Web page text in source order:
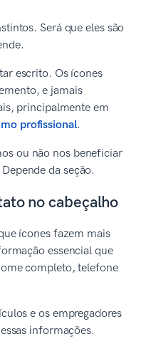
Será que eles são
escrito. Os ícones
e jamais
principalmente em
profissional.
ou não nos beneficiar
Depende da seção.
no cabeçalho
ícones fazem mais
essencial que
completo, telefone
e os empregadores
informações.